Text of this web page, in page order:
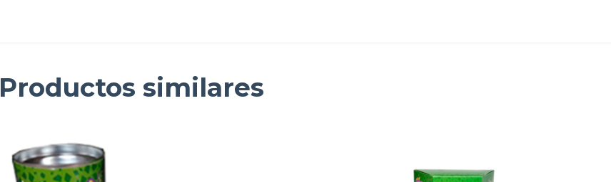
Productos similares